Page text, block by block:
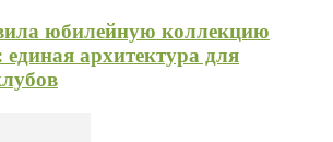
юбилейную коллекцию
архитектура для